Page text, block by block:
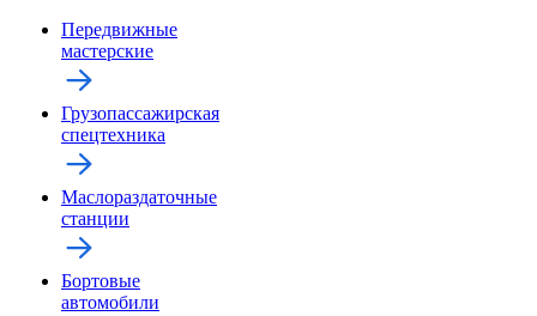
Передвижные
мастерские
Грузопассажирская
спецтехника
Маслораздаточные
станции
Бортовые
автомобили